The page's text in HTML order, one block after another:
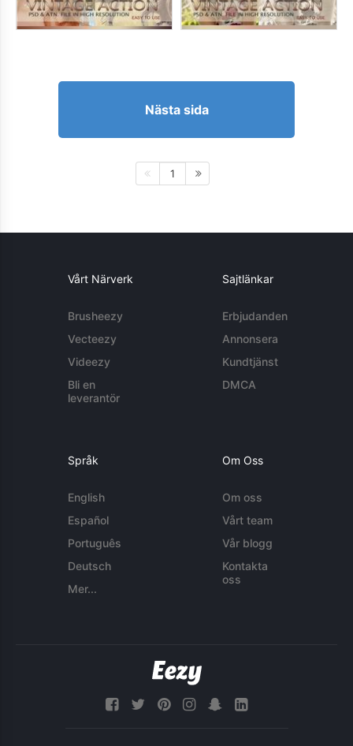
Nästa sida
1
Vårt Närverk
Brusheezy
Vecteezy
Videezy
Bli en
leverantör
Sajtlänkar
Erbjudanden
Annonsera
Kundtjänst
DMCA
Språk
English
Español
Português
Deutsch
Mer...
Om Oss
Om oss
Vårt team
Vår blogg
Kontakta
oss